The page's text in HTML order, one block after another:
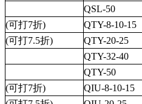
QSL-50
(可打7折)
QTY-8-10-15
(可打7.5折)
QTY-20-25
QTY-32-40
QTY-50
(可打7折)
QIU-8-10-15